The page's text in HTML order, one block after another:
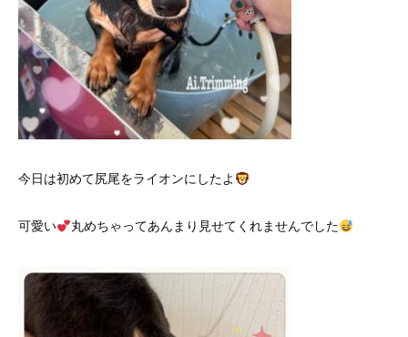
今日は初めて尻尾をライオンにしたよ
可愛い 丸めちゃってあんまり見せてくれませんでした